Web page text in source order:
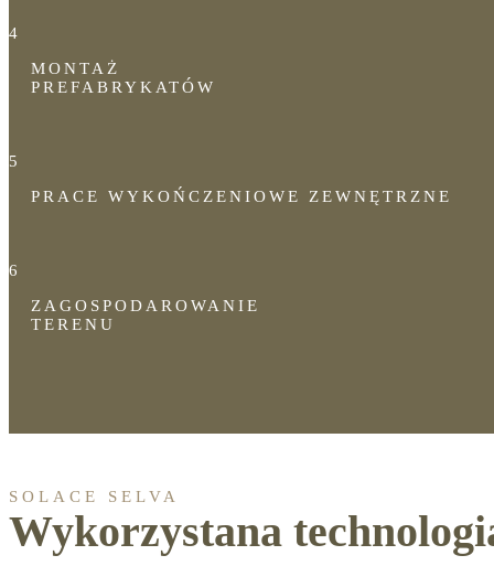
4
MONTAŻ
PREFABRYKATÓW
5
PRACE WYKOŃCZENIOWE ZEWNĘTRZNE
6
ZAGOSPODAROWANIE
TERENU
SOLACE SELVA
Wykorzystana